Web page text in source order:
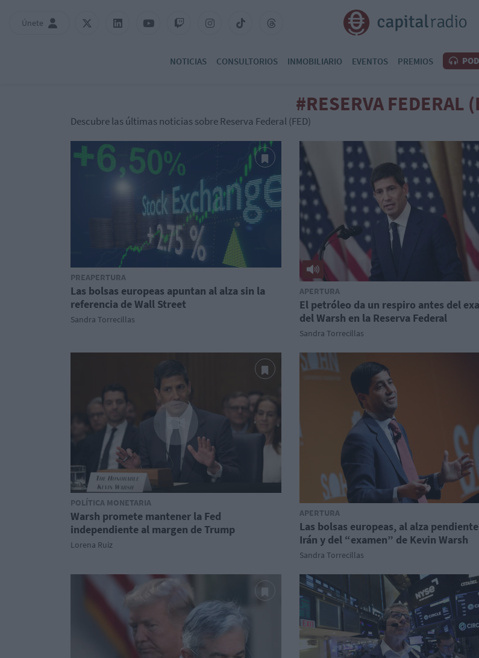
Únete
NOTICIAS CONSULTORIOS INMOBILIARIO EVENTOS PREMIOS
#RESERVA FEDERAL
Descubre las últimas noticias sobre Reserva Federal (FED)
PREAPERTURA
Las bolsas europeas apuntan al alza sin la
referencia de Wall Street
Sandra Torrecillas
APERTURA
El petróleo da un respiro antes del
del Warsh en la Reserva Federal
Sandra Torrecillas
POLÍTICA MONETARIA
Warsh promete mantener la Fed
independiente al margen de Trump
Lorena Ruiz
APERTURA
Las bolsas europeas, al alza
Irán y del “examen” de Kevin Warsh
Sandra Torrecillas